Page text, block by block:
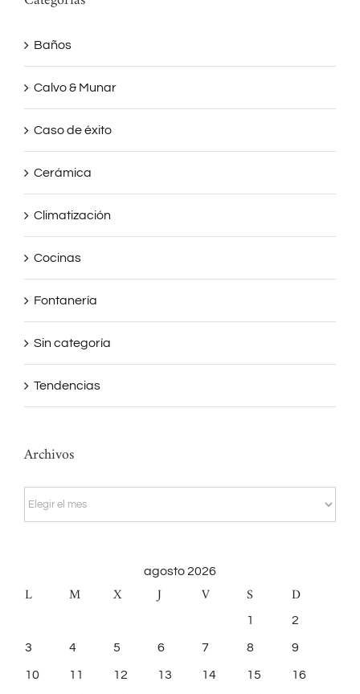
Baños
Calvo & Munar
Caso de éxito
Cerámica
Climatización
Cocinas
Fontanería
Sin categoría
Tendencias
Archivos
Archivos
agosto 2026
L M X J V S D
1 2
3 4 5 6 7 8 9
10 11 12 13 14 15 16